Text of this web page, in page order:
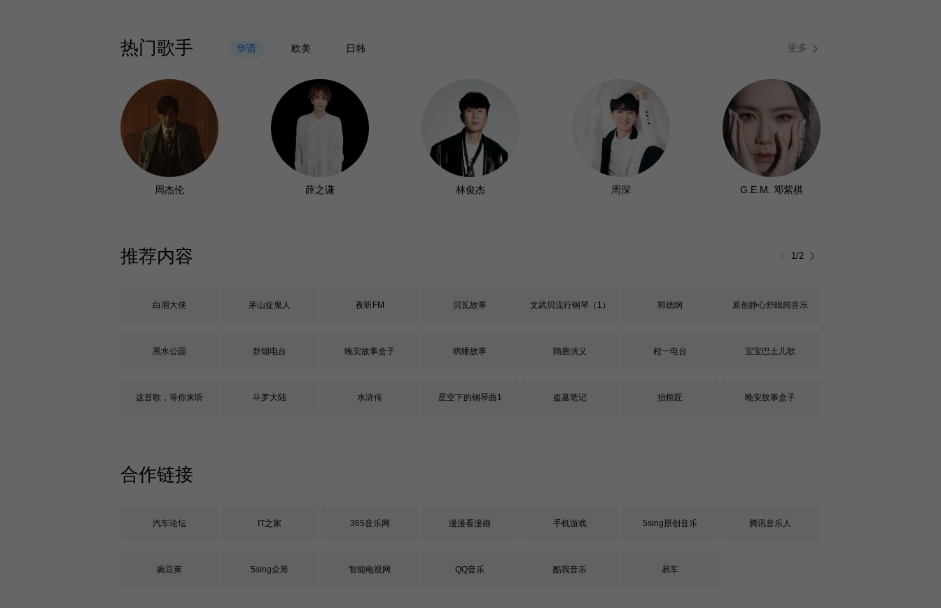
热门歌手 华语 欧美 日韩 更多
周杰伦 薛之谦 林俊杰 周深 G.E.M. 邓紫棋
推荐内容 1/2
白眉大侠 茅山捉鬼人 夜听FM 贝瓦故事 文武贝流行钢琴（1） 郭德纲 原创静心舒眠纯音乐
黑水公园 舒烟电台 晚安故事盒子 哄睡故事 隋唐演义 程一电台 宝宝巴土儿歌
这首歌，等你来听 斗罗大陆 水浒传 星空下的钢琴曲1 盗墓笔记 抬棺匠 晚安故事盒子
合作链接
汽车论坛 IT之家 365音乐网 漫漫看漫画 手机游戏 5sing原创音乐 腾讯音乐人
豌豆荚 5sing众筹 智能电视网 QQ音乐 酷我音乐 易车